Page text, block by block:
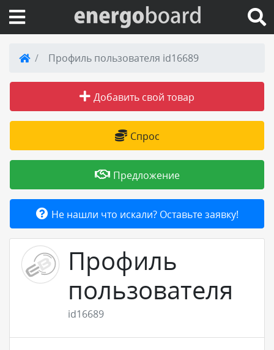
Вход на сайт
Поиск по сайту
Публикации
Справка
Товары и услуги
Добавить товар или услугу
Профиль пользователя id16689
Добавить свой товар
Спрос
Предложение
Не нашли что искали? Оставьте заявку!
Профиль
пользователя
id16689